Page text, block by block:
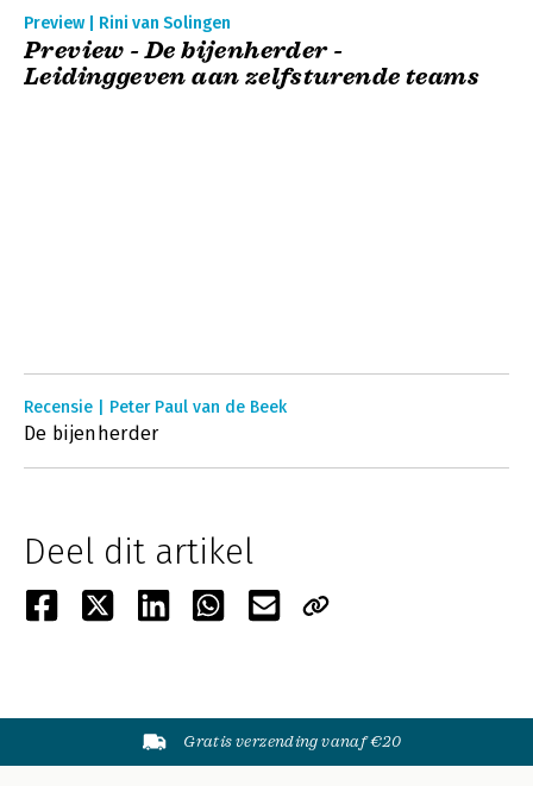
Preview | Rini van Solingen
Preview - De bijenherder -
Leidinggeven aan zelfsturende teams
Recensie | Peter Paul van de Beek
De bijenherder
Deel dit artikel
Gratis verzending vanaf €20